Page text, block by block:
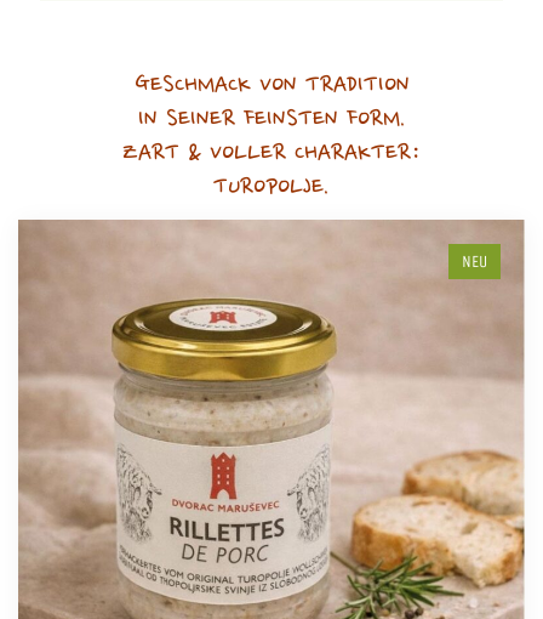
GESCHMACK VON TRADITION
IN SEINER FEINSTEN FORM.
ZART & VOLLER CHARAKTER:
TUROPOLJE.
NEU